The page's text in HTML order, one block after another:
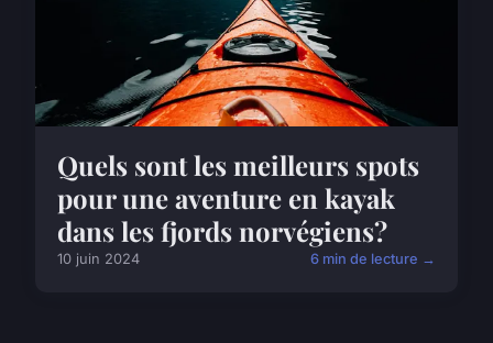
Quels sont les meilleurs spots
pour une aventure en kayak
dans les fjords norvégiens?
10 juin 2024 6 min de lecture →